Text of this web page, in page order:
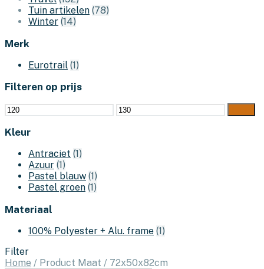
Tuin artikelen (78)
Winter (14)
Merk
Eurotrail (1)
Filteren op prijs
Min.
prijs
Max.
prijs
Kleur
Antraciet (1)
Azuur (1)
Pastel blauw (1)
Pastel groen (1)
Materiaal
100% Polyester + Alu. frame (1)
Filter
Home / Product Maat / 72x50x82cm